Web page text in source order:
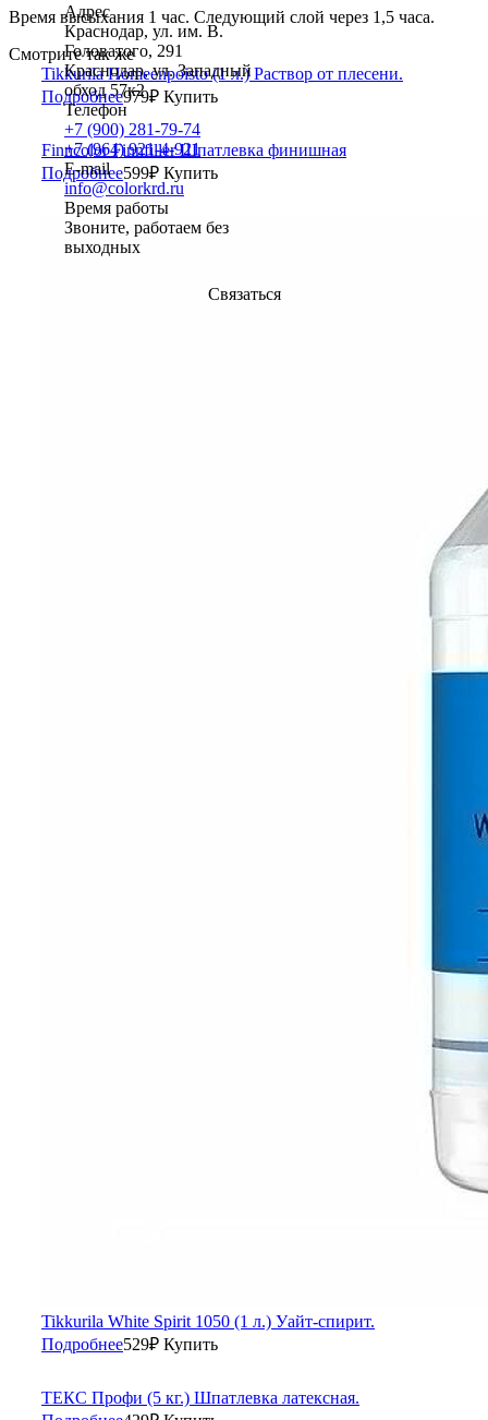
Время высыхания 1 час. Следующий слой через 1,5 часа.
Смотрите так же
Tikkurila Homeenpoisto (1 л.) Раствор от плесени.
Подробнее979₽ Купить
Finncolor Finnfiller Шпатлевка финишная
Подробнее599₽ Купить
Tikkurila White Spirit 1050 (1 л.) Уайт-спирит.
Подробнее529₽ Купить
ТЕКС Профи (5 кг.) Шпатлевка латексная.
Адрес
Краснодар, ул. им. В.
Головатого, 291
Краснодар, ул. Западный
обход 57к2
Телефон
+7 (900) 281-79-74
+7 (964) 921-4-921
E-mail
info@colorkrd.ru
Время работы
Звоните, работаем без
выходных
Связаться